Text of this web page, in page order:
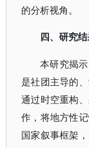
的分析视角。
四、研究
本研究揭
是社团主导的
通过时空重构
作，将地方性
国家叙事框架